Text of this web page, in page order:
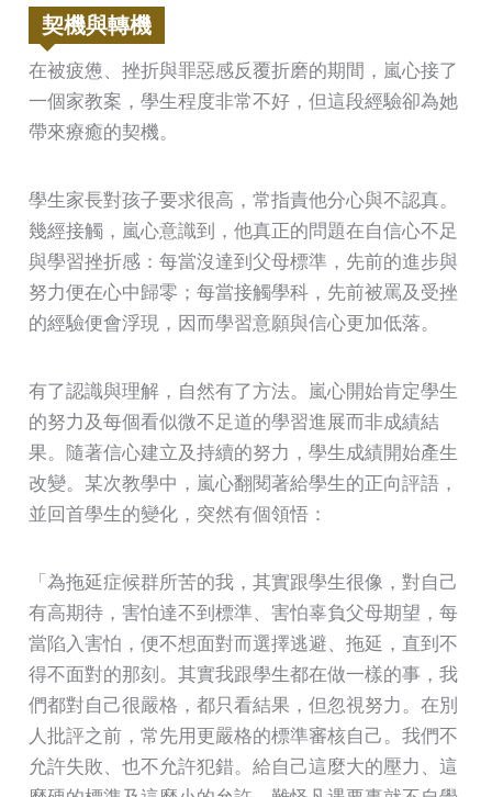
契機與轉機
在被疲憊、挫折與罪惡感反覆折磨的期間，嵐心接了
一個家教案，學生程度非常不好，但這段經驗卻為她
帶來療癒的契機。
學生家長對孩子要求很高，常指責他分心與不認真。
幾經接觸，嵐心意識到，他真正的問題在自信心不足
與學習挫折感：每當沒達到父母標準，先前的進步與
努力便在心中歸零；每當接觸學科，先前被罵及受挫
的經驗便會浮現，因而學習意願與信心更加低落。
有了認識與理解，自然有了方法。嵐心開始肯定學生
的努力及每個看似微不足道的學習進展而非成績結
果。隨著信心建立及持續的努力，學生成績開始產生
改變。某次教學中，嵐心翻閱著給學生的正向評語，
並回首學生的變化，突然有個領悟：
「為拖延症候群所苦的我，其實跟學生很像，對自己
有高期待，害怕達不到標準、害怕辜負父母期望，每
當陷入害怕，便不想面對而選擇逃避、拖延，直到不
得不面對的那刻。其實我跟學生都在做一樣的事，我
們都對自己很嚴格，都只看結果，但忽視努力。在別
人批評之前，常先用更嚴格的標準審核自己。我們不
允許失敗、也不允許犯錯。給自己這麼大的壓力、這